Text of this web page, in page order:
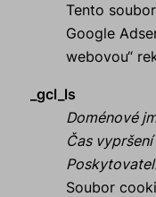
Tento
Google
webovou“
_gcl_ls
Doménové
Čas
Poskytovatel
Soubor